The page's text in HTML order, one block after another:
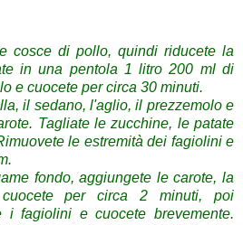
cosce di pollo, quindi riducete la
in una pentola 1 litro 200 ml di
e cuocete per circa 30 minuti.
il sedano, l'aglio, il prezzemolo e
Tagliate le zucchine, le patate
le estremità dei fagiolini e
fondo, aggiungete le carote, la
per circa 2 minuti, poi
i fagiolini e cuocete brevemente.